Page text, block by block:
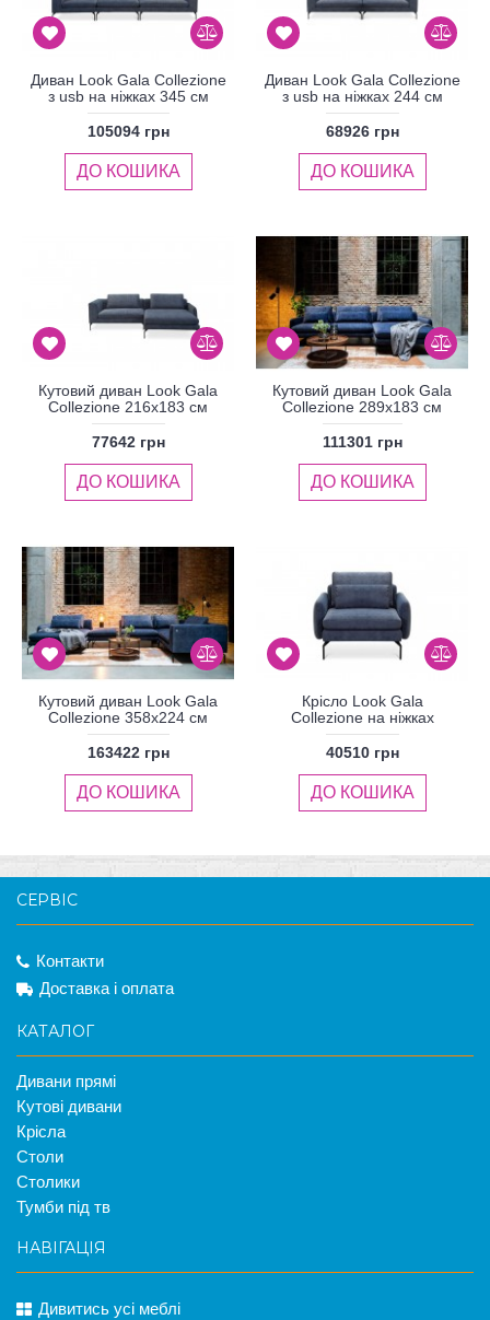
Диван Look Gala Collezione
з usb на ніжках 345 см
105094 грн
ДО КОШИКА
Диван Look Gala Collezione
з usb на ніжках 244 см
68926 грн
ДО КОШИКА
Кутовий диван Look Gala
Collezione 216x183 см
77642 грн
ДО КОШИКА
Кутовий диван Look Gala
Collezione 289x183 см
111301 грн
ДО КОШИКА
Кутовий диван Look Gala
Collezione 358x224 см
163422 грн
ДО КОШИКА
Крісло Look Gala
Collezione на ніжках
40510 грн
ДО КОШИКА
СЕРВІС
Контакти
Доставка і оплата
КАТАЛОГ
Дивани прямі
Кутові дивани
Крісла
Столи
Столики
Тумби під тв
НАВІГАЦІЯ
Дивитись усі меблі